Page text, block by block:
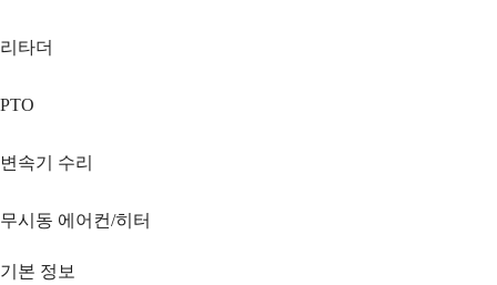
리타더
PTO
변속기 수리
무시동 에어컨/히터
기본 정보